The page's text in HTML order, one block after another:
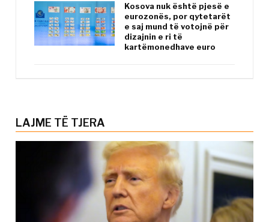
Kosova nuk është pjesë e
eurozonës, por qytetarët
e saj mund të votojnë për
dizajnin e ri të
kartëmonedhave euro
LAJME TË TJERA